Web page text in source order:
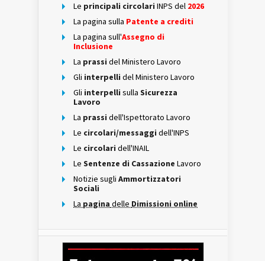
Le principali circolari INPS del 2026
La pagina sulla Patente a crediti
La pagina sull'Assegno di
Inclusione
La prassi del Ministero Lavoro
Gli interpelli del Ministero Lavoro
Gli interpelli sulla Sicurezza
Lavoro
La prassi dell'Ispettorato Lavoro
Le circolari/messaggi dell'INPS
Le circolari dell'INAIL
Le Sentenze di Cassazione Lavoro
Notizie sugli Ammortizzatori
Sociali
La pagina delle Dimissioni online